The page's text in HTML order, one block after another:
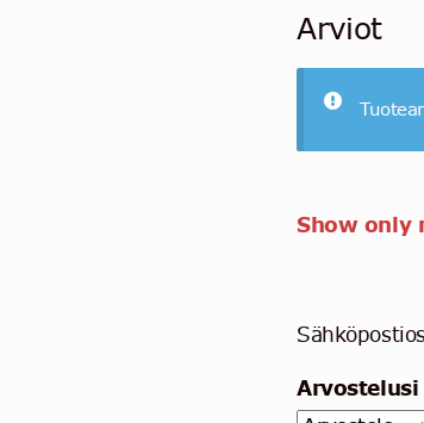
Arviot
Show only
Arvostelusi